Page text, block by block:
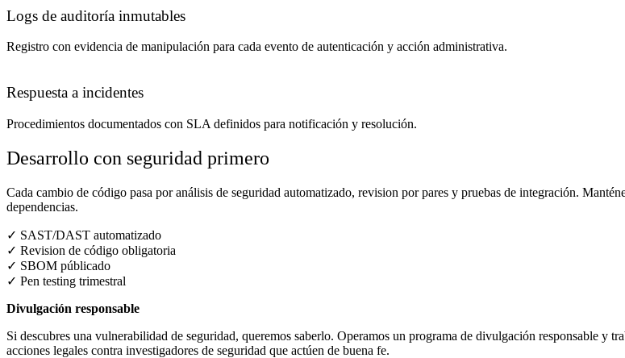
Logs de auditoría inmutables
Registro con evidencia de manipulación para cada evento de autenticación y acción administrativa.
Respuesta a incidentes
Procedimientos documentados con SLA definidos para notificación y resolución.
Desarrollo con seguridad primero
Cada cambio de código pasa por análisis de seguridad automatizado, revision por pares y pruebas de integración.
dependencias.
✓ SAST/DAST automatizado
✓ Revision de código obligatoria
✓ SBOM públicado
✓ Pen testing trimestral
Divulgación responsable
Si descubres una vulnerabilidad de seguridad, queremos saberlo. Operamos un programa de divulgación responsable y
acciones legales contra investigadores de seguridad que actúen de buena fe.